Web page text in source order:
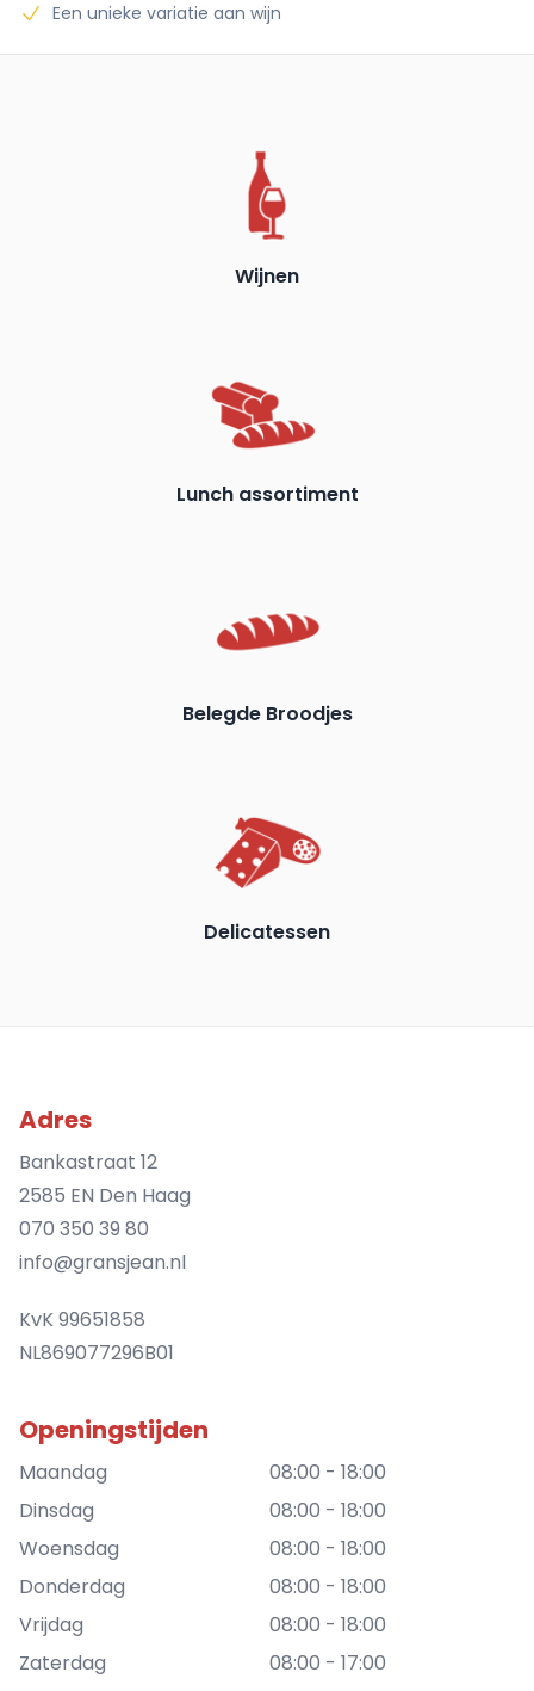
Een unieke variatie aan wijn
Wijnen
Lunch assortiment
Belegde Broodjes
Delicatessen
Adres
Bankastraat 12
2585 EN Den Haag
070 350 39 80
info@gransjean.nl
KvK 99651858
NL869077296B01
Openingstijden
Maandag
08:00 - 18:00
Dinsdag
08:00 - 18:00
Woensdag
08:00 - 18:00
Donderdag
08:00 - 18:00
Vrijdag
08:00 - 18:00
Zaterdag
08:00 - 17:00